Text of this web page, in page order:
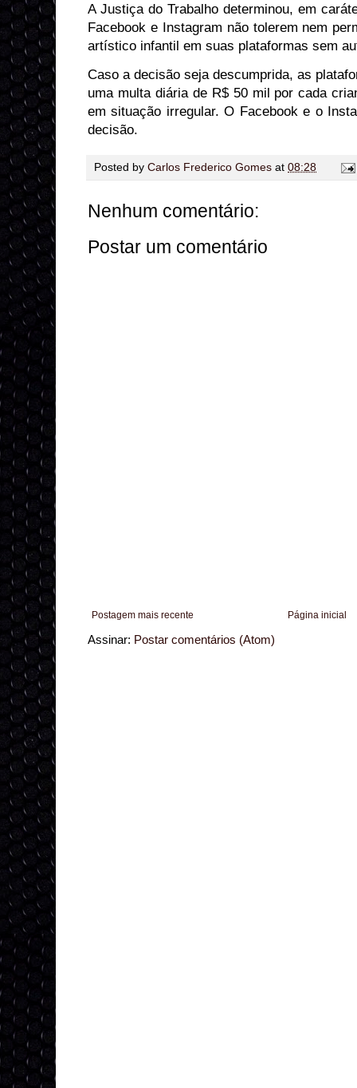
A Justiça do Trabalho determinou, em
Facebook e Instagram não tolerem nem
artístico infantil em suas plataformas sem
Caso a decisão seja descumprida, as
uma multa diária de R$ 50 mil por cada
em situação irregular. O Facebook e o
decisão.
Posted by Carlos Frederico Gomes at 08:28
Nenhum comentário:
Postar um comentário
Postagem mais recente Página inicial
Assinar: Postar comentários (Atom)